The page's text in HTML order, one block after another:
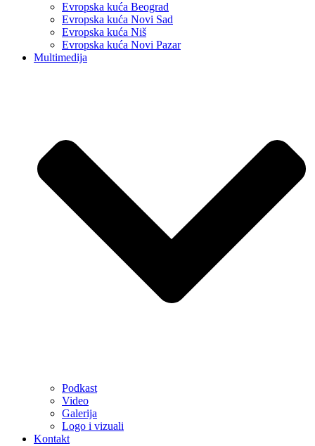
Evropska kuća Beograd
Evropska kuća Novi Sad
Evropska kuća Niš
Evropska kuća Novi Pazar
Multimedija
Podkast
Video
Galerija
Logo i vizuali
Kontakt